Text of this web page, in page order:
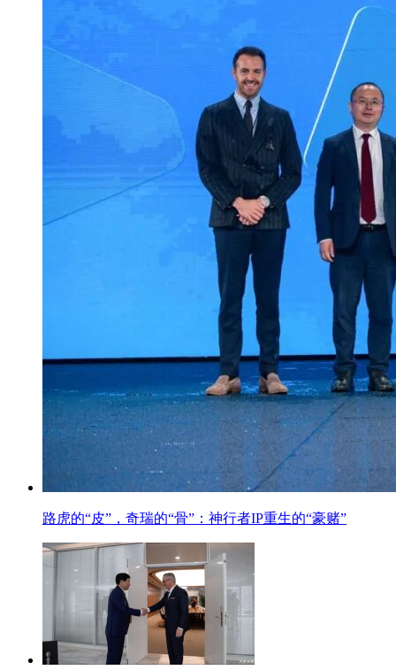
路虎的“皮”，奇瑞的“骨”：神行者IP重生的“豪赌”